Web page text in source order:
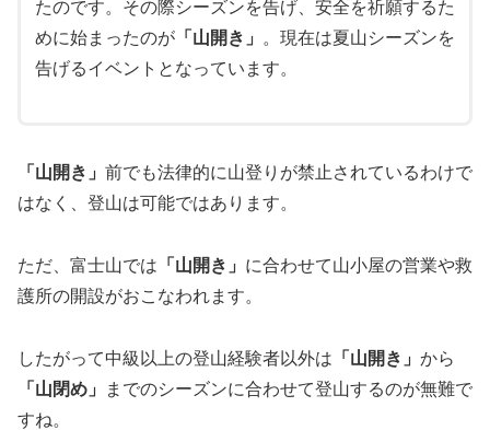
たのです。その際シーズンを告げ、安全を祈願するた
めに始まったのが「山開き」
。現在は夏山シーズンを
告げるイベントとなっています。
「山開き」 前でも法律的に山登りが禁止されているわけで
はなく、登山は可能ではあります。
ただ、富士山では 「山開き」 に合わせて山小屋の営業や救
護所の開設がおこなわれます。
したがって中級以上の登山経験者以外は 「山開き」 から
「山閉め」
までのシーズンに合わせて登山するのが無難で
すね。